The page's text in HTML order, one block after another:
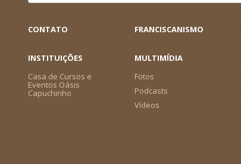
CONTATO FRANCISCANISMO
INSTITUIÇÕES
Casa de Cursos e
Eventos Oásis
Capuchinho
MULTIMÍDIA
Fotos
Podcasts
Vídeos